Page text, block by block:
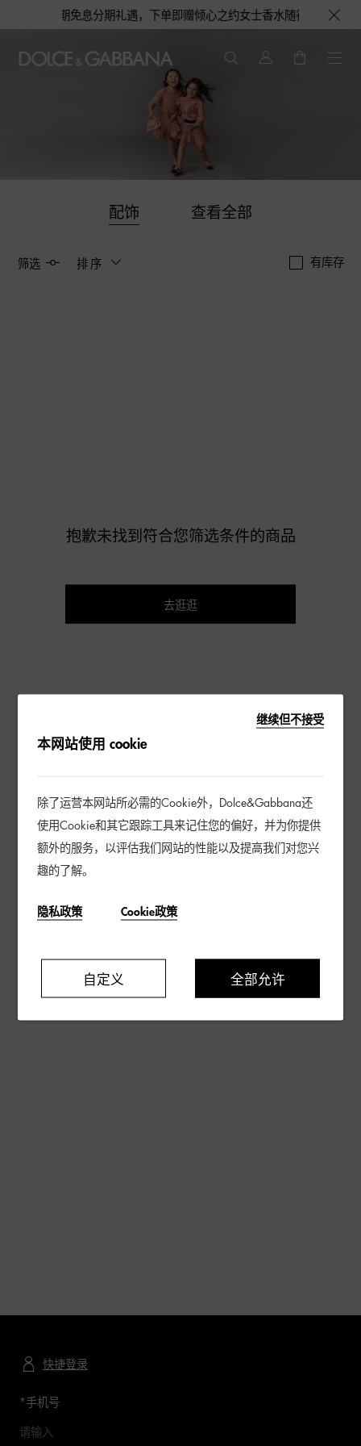
高12期免息分期礼遇，下单即赠倾心之约女士香水随行装1.5ML，
配饰 查看全部
筛选 排序 有库存
抱歉未找到符合您筛选条件的商品
去逛逛
快捷登录
*手机号
继续但不接受
本网站使用 cookie
除了运营本网站所必需的Cookie外，Dolce&Gabbana还
使用Cookie和其它跟踪工具来记住您的偏好，并为你提供
额外的服务，以评估我们网站的性能以及提高我们对您兴
趣的了解。
隐私政策 Cookie政策
自定义 全部允许